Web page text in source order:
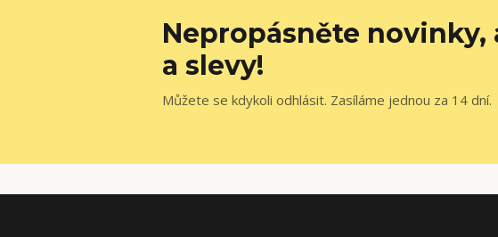
Nepropásněte novinky,
a slevy!
Můžete se kdykoli odhlásit. Zasíláme jednou za 14 dní.